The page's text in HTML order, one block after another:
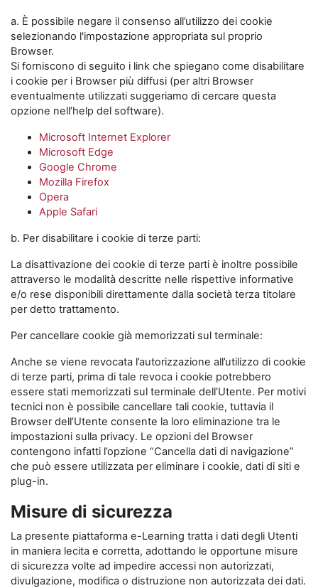
a. È possibile negare il consenso all’utilizzo dei cookie
selezionando l'impostazione appropriata sul proprio
Browser.
Si forniscono di seguito i link che spiegano come disabilitare
i cookie per i Browser più diffusi (per altri Browser
eventualmente utilizzati suggeriamo di cercare questa
opzione nell’help del software).
Microsoft Internet Explorer
Microsoft Edge
Google Chrome
Mozilla Firefox
Opera
Apple Safari
b. Per disabilitare i cookie di terze parti:
La disattivazione dei cookie di terze parti è inoltre possibile
attraverso le modalità descritte nelle rispettive informative
e/o rese disponibili direttamente dalla società terza titolare
per detto trattamento.
Per cancellare cookie già memorizzati sul terminale:
Anche se viene revocata l’autorizzazione all’utilizzo di cookie
di terze parti, prima di tale revoca i cookie potrebbero
essere stati memorizzati sul terminale dell’Utente. Per motivi
tecnici non è possibile cancellare tali cookie, tuttavia il
Browser dell’Utente consente la loro eliminazione tra le
impostazioni sulla privacy. Le opzioni del Browser
contengono infatti l’opzione “Cancella dati di navigazione”
che può essere utilizzata per eliminare i cookie, dati di siti e
plug-in.
Misure di sicurezza
La presente piattaforma e-Learning tratta i dati degli Utenti
in maniera lecita e corretta, adottando le opportune misure
di sicurezza volte ad impedire accessi non autorizzati,
divulgazione, modifica o distruzione non autorizzata dei dati.